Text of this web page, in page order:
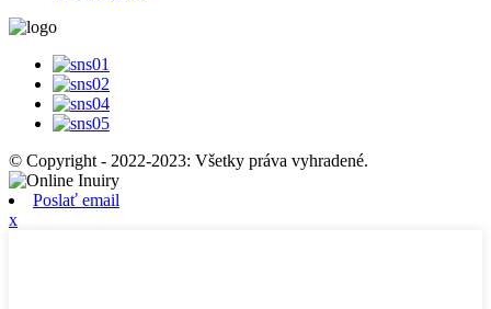
© Copyright - 2022-2023: Všetky práva vyhradené.
Poslať email
x